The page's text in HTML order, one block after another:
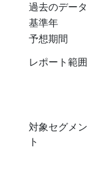
過去のデータ
基準年
予想期間
レポート範囲
対象セグメン
ト